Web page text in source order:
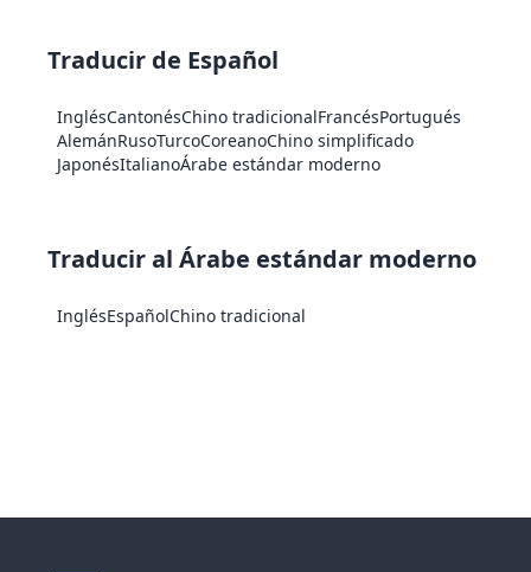
Traducir de Español
InglésCantonésChino tradicionalFrancésPortugués
AlemánRusoTurcoCoreanoChino simplificado
JaponésItalianoÁrabe estándar moderno
Traducir al Árabe estándar moderno
InglésEspañolChino tradicional